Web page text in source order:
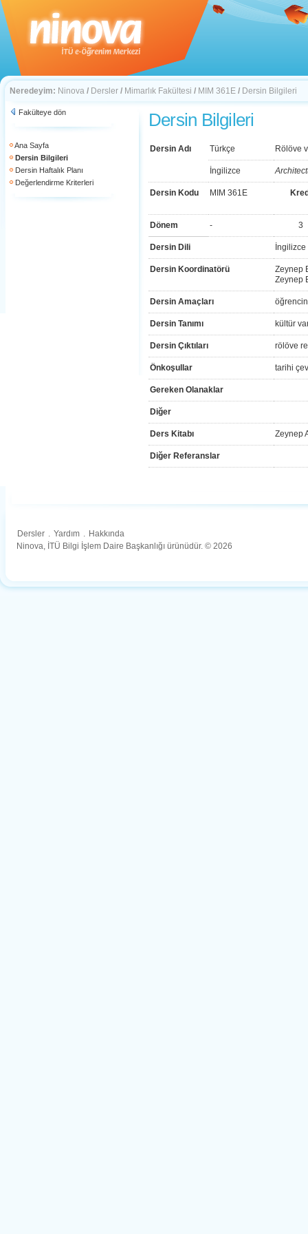
Neredeyim: Ninova / Dersler / Mimarlık Fakültesi / MIM 361E / Dersin Bilgileri
Fakülteye dön
Ana Sayfa
Dersin Bilgileri
Dersin Haftalık Planı
Değerlendirme Kriterleri
Dersin Bilgileri
Dersin Adı Türkçe Rölöve
İngilizce
Dersin Kodu MIM 361E
Dönem - 3
Dersin Dili İngilizce
Dersin Koordinatörü
Zeynep
Zeynep
Dersin Amaçları
Dersin Tanımı kültür
Dersin Çıktıları rölöve
Önkoşullar tarihi
Gereken Olanaklar
Diğer
Ders Kitabı Zeynep
Diğer Referanslar
Dersler . Yardım . Hakkında
Ninova, İTÜ Bilgi İşlem Daire Başkanlığı ürünüdür. © 2026